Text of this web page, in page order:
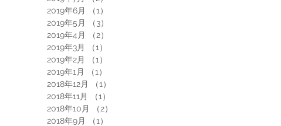
2019年6月
（1）
2019年5月
（3）
2019年4月
（2）
2019年3月
（1）
2019年2月
（1）
2019年1月
（1）
2018年12月
（1）
2018年11月
（1）
2018年10月
（2）
2018年9月
（1）